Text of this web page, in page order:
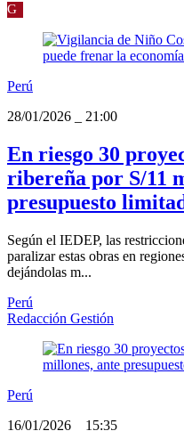
G
Perú
28/01/2026
21:00
En riesgo 30
ribereña por S/11
presupuesto
Según el IEDEP, las
paralizar estas obras en
dejándolas m...
Perú
Redacción Gestión
Perú
16/01/2026
15:35